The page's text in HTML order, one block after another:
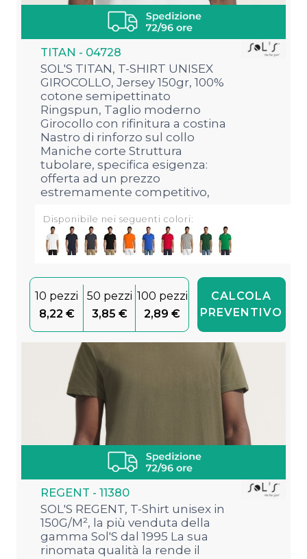
TITAN - 04728
SOL'S TITAN, T-SHIRT UNISEX
GIROCOLLO, Jersey 150gr, 100%
cotone semipettinato
Ringspun, Taglio moderno
Girocollo con rifinitura a costina
Nastro di rinforzo sul collo
Maniche corte Struttura
tubolare, specifica esigenza:
offerta ad un prezzo
estremamente competitivo,
Disponibile nei seguenti colori:
10 pezzi
8,22 €
50 pezzi
3,85 €
100 pezzi
2,89 €
CALCOLA
PREVENTIVO
REGENT - 11380
SOL'S REGENT, T-Shirt unisex in
150G/M², la più venduta della
gamma Sol'S dal 1995 La sua
rinomata qualità la rende il